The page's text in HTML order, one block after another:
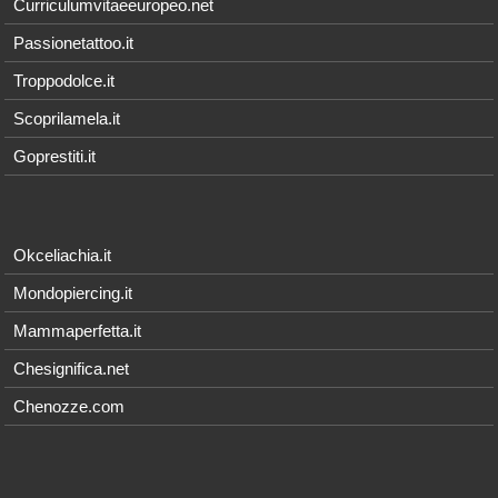
Curriculumvitaeeuropeo.net
Passionetattoo.it
Troppodolce.it
Scoprilamela.it
Goprestiti.it
Okceliachia.it
Mondopiercing.it
Mammaperfetta.it
Chesignifica.net
Chenozze.com